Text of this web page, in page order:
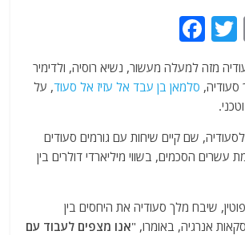
E
ai
l
T
w
itt
a
c
e
b
o
k
מזה למעלה מעשור, נשיא רוסיה, ולדימיר
סעודיה, סלמאן בן עבד אל עזיז אל סעוד, על
לסעודיה, שם קיים שיחות עם גורמים סעודים
עשרים הסכמים, בשווי מיליארדי דולרים בין
שיבח מלך סעודיה את היחסים בין
אנרגיה, באומרו, "אנו מצפים לעבוד עם